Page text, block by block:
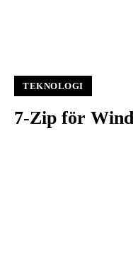
TEKNOLOGI
7-Zip för